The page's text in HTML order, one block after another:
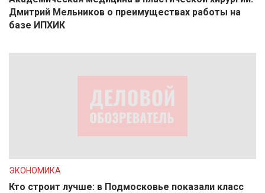
Дмитрий Мельников о преимуществах работы на
базе ИПХИК
ЭКОНОМИКА
Кто строит лучше: в Подмосковье показали класс